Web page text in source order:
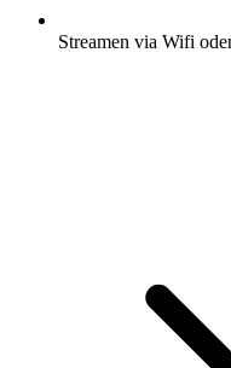
Streamen via Wifi